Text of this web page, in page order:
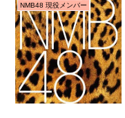
NMB48 現役メンバー